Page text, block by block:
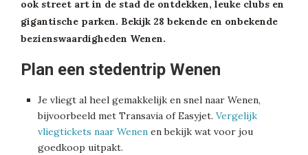
ook street art in de stad de ontdekken, leuke clubs en
gigantische parken. Bekijk 28 bekende en onbekende
bezienswaardigheden Wenen.
Plan een stedentrip Wenen
Je vliegt al heel gemakkelijk en snel naar Wenen,
bijvoorbeeld met Transavia of Easyjet. Vergelijk
vliegtickets naar Wenen en bekijk wat voor jou
goedkoop uitpakt.